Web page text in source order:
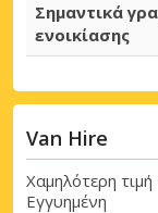
Σημαντικά
ενοικίασης
Van Hire
Χαμηλότερη τιμή
Εγγυημένη